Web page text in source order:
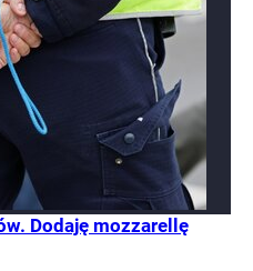
Dodaję mozzarellę